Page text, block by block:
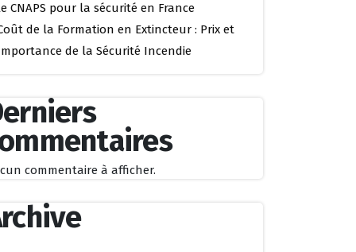
CNAPS pour la sécurité en France
de la Formation en Extincteur : Prix et
de la Sécurité Incendie
commentaire à afficher.